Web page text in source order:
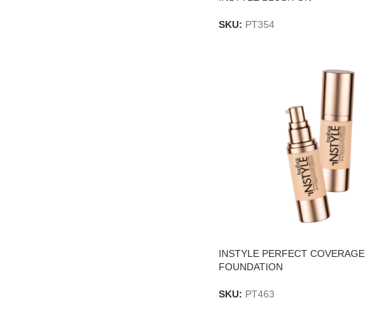
SKU: PT354
INSTYLE PERFECT COVERAGE
FOUNDATION
SKU: PT463